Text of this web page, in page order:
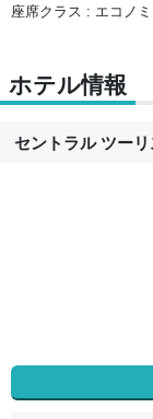
座席クラス : エコノ
ホテル情報
セントラル ツー